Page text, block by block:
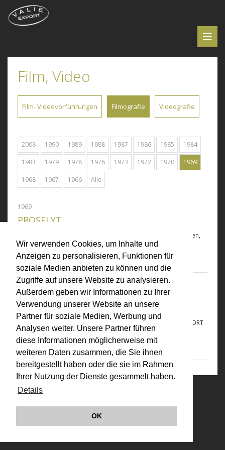
Wir verwenden Cookies, um Inhalte und
Anzeigen zu personalisieren, Funktionen für
soziale Medien anbieten zu können und die
Zugriffe auf unsere Website zu analysieren.
Außerdem geben wir Informationen zu Ihrer
Verwendung unserer Website an unsere
Partner für soziale Medien, Werbung und
Analysen weiter. Unsere Partner führen
diese Informationen möglicherweise mit
weiteren Daten zusammen, die Sie ihnen
bereitgestellt haben oder die sie im Rahmen
Ihrer Nutzung der Dienste gesammelt haben.
Details
OK
Film, Video
Film- Videovorführungen Filmografie Videografie
2008 1990 1989 1988 1987 1986 1985 1984
1983 1979 1978 1976 1973 1972 1970 1969
1968 1967 1966 Alle
1969
PROSELYT
expanded movie, communication action, Projekt Retinalstrahlen,
menschliches Auge, Kinosaal, „Wirklichkeit"
1969
Eine Reise ist eine Reise wert
N8mm, 3 Min., s/w, ohne Ton Raum-Zeit-Film, Urlaubsfilm mit
Bestellschein, Scheck oder Bargeld Kamera, Schnitt: VALIE EXPORT
mit Peter Weibel Augusta Lichtspiele, München 1969
© VALIE EXPORT 2026